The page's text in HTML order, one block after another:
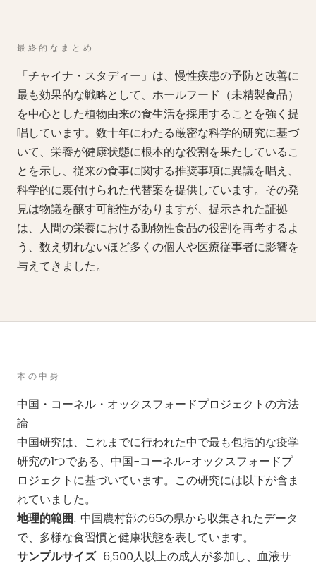
最終的なまとめ
「チャイナ・スタディー」は、慢性疾患の予防と改善に
最も効果的な戦略として、ホールフード（未精製食品）
を中心とした植物由来の食生活を採用することを強く提
唱しています。数十年にわたる厳密な科学的研究に基づ
いて、栄養が健康状態に根本的な役割を果たしているこ
とを示し、従来の食事に関する推奨事項に異議を唱え、
科学的に裏付けられた代替案を提供しています。その発
見は物議を醸す可能性がありますが、提示された証拠
は、人間の栄養における動物性食品の役割を再考するよ
う、数え切れないほど多くの個人や医療従事者に影響を
与えてきました。
本の中身
中国・コーネル・オックスフォードプロジェクトの方法
論
中国研究は、これまでに行われた中で最も包括的な疫学
研究の1つである、中国-コーネル-オックスフォードプ
ロジェクトに基づいています。この研究には以下が含ま
れていました。
地理的範囲: 中国農村部の65の県から収集されたデータ
で、多様な食習慣と健康状態を表しています。
サンプルサイズ: 6,500人以上の成人が参加し、血液サ